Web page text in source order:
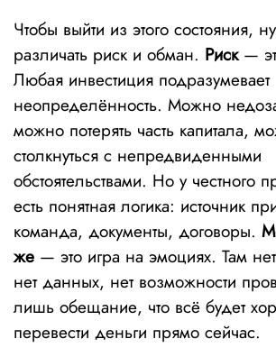
Чтобы выйти из этого состояния,
различать риск и обман. Риск—
Любая инвестиция подразумевает
неопределённость. Можно
можно потерять часть капитала,
столкнуться с непредвиденными
обстоятельствами. Но у честного
есть понятная логика: источник
команда, документы, договоры.
же — это игра на эмоциях. Там
нет данных, нет возможности
лишь обещание, что всё будет
перевести деньги прямо сейчас.